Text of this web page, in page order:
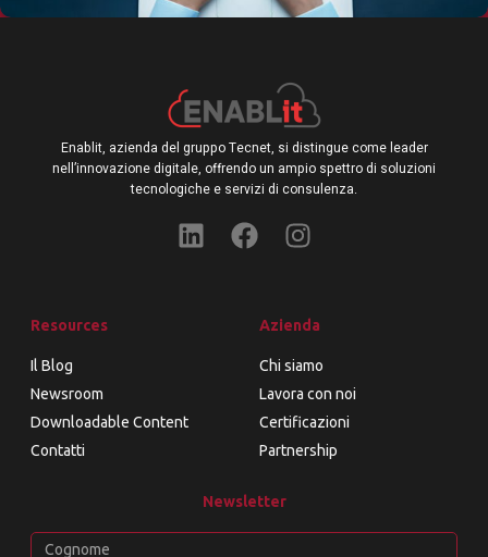
Enablit, azienda del gruppo Tecnet, si distingue come leader
nell’innovazione digitale, offrendo un ampio spettro di soluzioni
tecnologiche e servizi di consulenza.
Resources
Il Blog
Newsroom
Downloadable Content
Contatti
Azienda
Chi siamo
Lavora con noi
Certificazioni
Partnership
Newsletter